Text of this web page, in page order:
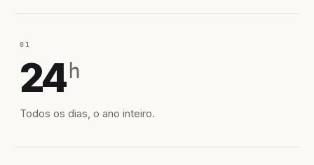
01
24 h
Todos os dias, o ano inteiro.